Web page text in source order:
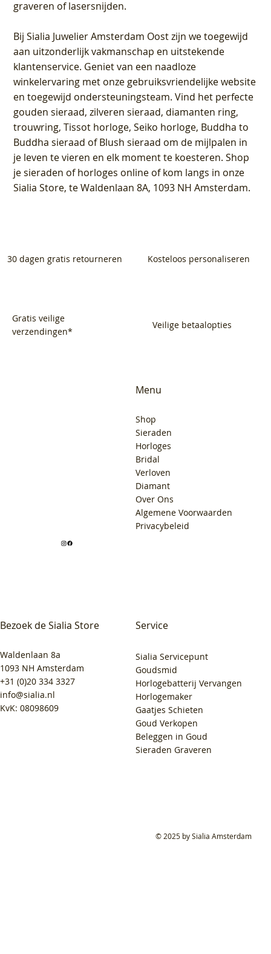
graveren of lasersnijden.
BijSialia Juwelier Amsterdam Oostzijn we toegewijd
aan uitzonderlijk vakmanschap en uitstekende
klantenservice. Geniet van een naadloze
winkelervaring met onze gebruiksvriendelijke website
en toegewijd ondersteuningsteam. Vind het perfecte
gouden sieraad, zilveren sieraad, diamanten ring,
trouwring, Tissot horloge, Seiko horloge, Buddha to
Buddha sieraad of Blush sieraad om de mijlpalen in
je leven te vieren en elk moment te koesteren. Shop
je sieraden of horloges online of kom langs in onze
Sialia Store, te Waldenlaan 8A, 1093 NH Amsterdam.
30 dagen gratis retourneren Kosteloos personaliseren
Gratis veilige
verzendingen*
Veilige betaalopties
Bezoek de Sialia Store
Waldenlaan 8a
1093 NH Amsterdam
+31 (0)20 334 3327
info@sialia.nl
KvK: 08098609
Menu
Shop
Sieraden
Horloges
Bridal
Verloven
Diamant
Over Ons
Algemene Voorwaarden
Privacybeleid
Service
Sialia Servicepunt
Goudsmid
Horlogebatterij Vervangen
Horlogemaker
Gaatjes Schieten
Goud Verkopen
Beleggen in Goud
Sieraden Graveren
© 2025 by Sialia Amsterdam